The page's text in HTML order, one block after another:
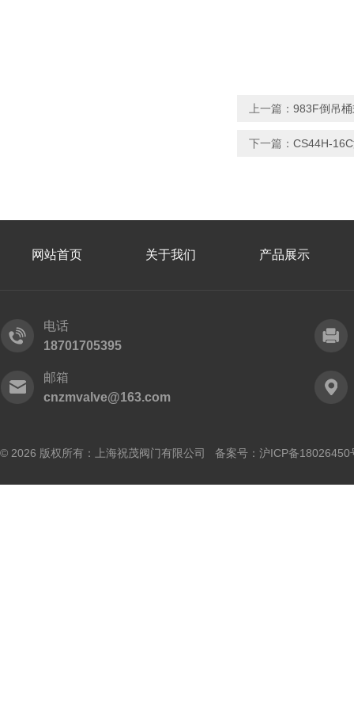
上一篇： 983F倒吊
下一篇： CS44H-
网站首页 关于我们 产品展示
电话
18701705395
邮箱
cnzmvalve@163.com
© 2026 版权所有：上海祝茂阀门有限公司 备案号： 沪ICP备18026450